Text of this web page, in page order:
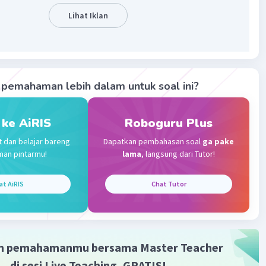
= 180° - Sudut BAD
= 180° - 42° = 138°
adalah D. 138°.
·5.0(1)
Iklan
6
Lihat Iklan
lebih dalam untuk soal ini?
AiRIS
dan belajar bareng
pintarmu!
AiRIS
Roboguru Plus
Dapatkan pembahasan soal ga pake
lama, langsung dari Tutor!
Chat Tutor
pemahamanmu bersama Master Teacher